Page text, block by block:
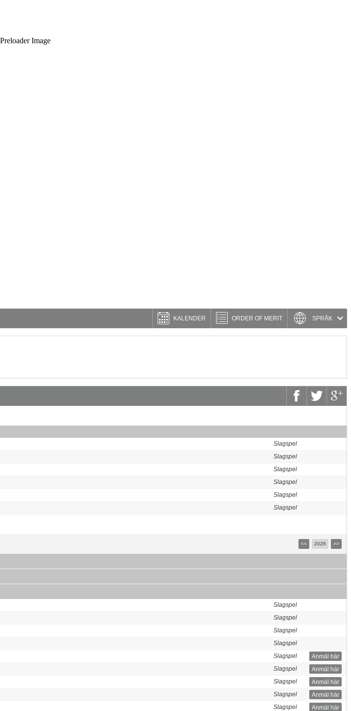
KALENDER ORDER OF MERIT SPRÅK
Slagspel
Slagspel
Slagspel
Slagspel
Slagspel
Slagspel
<< 2026 >>
Slagspel
Slagspel
Slagspel
Slagspel
Anmäl här
Slagspel
Anmäl här
Slagspel
Anmäl här
Slagspel
Anmäl här
Slagspel
Anmäl här
Slagspel